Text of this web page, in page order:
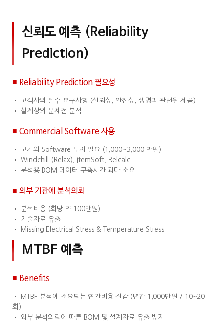
신뢰도 예측 (Reliability
Prediction)
■ Reliability Prediction 필요성
• 고객사의 필수 요구사항 (신뢰성, 안전성, 생명과 관련된 제품)
• 설계상의 문제점 분석
■ Commercial Software 사용
• 고가의 Software 투자 필요 (1,000~3,000 만원)
• Windchill (Relax), ItemSoft, Relcalc
• 분석용 BOM 데이터 구축시간 과다 소요
■ 외부 기관에 분석의뢰
• 분석비용 (회당 약 100만원)
• 기술자료 유출
• Missing Electrical Stress & Temperature Stress
MTBF 예측
■ Benefits
• MTBF 분석에 소요되는 연간비용 절감 (년간 1,000만원 / 10~20
회)
• 외부 분석의뢰에 따른 BOM 및 설계자료 유출 방지